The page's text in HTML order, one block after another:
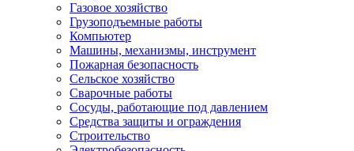
Газовое хозяйство
Грузоподъемные работы
Компьютер
Машины, механизмы, инструмент
Пожарная безопасность
Сельское хозяйство
Сварочные работы
Сосуды, работающие под давлением
Средства защиты и ограждения
Строительство